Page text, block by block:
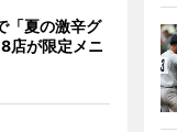
「夏の激辛グ
店が限定メニ